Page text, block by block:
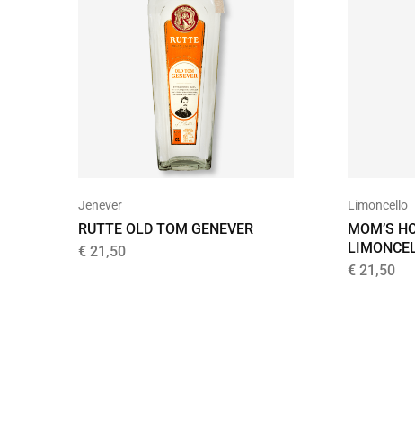
Jenever
RUTTE OLD TOM GENEVER
€ 21,50
Limoncello
MOM’S
€ 21,50